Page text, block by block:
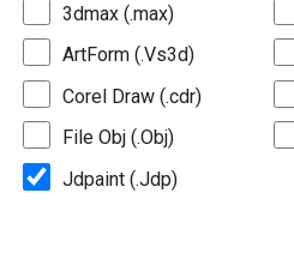
3dmax (.max)
ArtForm (.Vs3d)
Corel Draw (.cdr)
File Obj (.Obj)
Jdpaint (.Jdp)